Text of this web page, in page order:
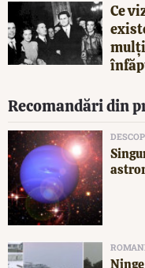
Ce
mulți
Recomandări din